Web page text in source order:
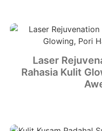
Laser
Rahasia Kulit